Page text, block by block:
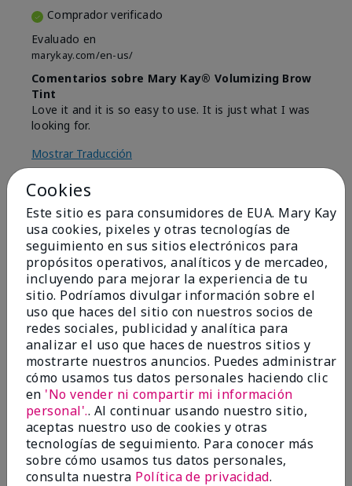
Comprador verificado
Evaluado en
marykay.com/en-us/
Comentarios sobre Mary Kay® Volumizing Brow
Tint
Love it and it is so easy to use. It is just what I was
looking for.
Mostrar Traducción
Conclusión
¿Le ha resultado útil esta
opinión?
4 0
Marcar esta opinión
5
Where Eyebrows meet sexy!!!
EnviadoHace 9 meses
porAngelicsteph
de Defiance
Comprador verificado
Cookies
Este sitio es para consumidores de EUA. Mary Kay
usa cookies, pixeles y otras tecnologías de
seguimiento en sus sitios electrónicos para
propósitos operativos, analíticos y de mercadeo,
incluyendo para mejorar la experiencia de tu
sitio. Podríamos divulgar información sobre el
uso que haces del sitio con nuestros socios de
redes sociales, publicidad y analítica para
analizar el uso que haces de nuestros sitios y
mostrarte nuestros anuncios. Puedes administrar
cómo usamos tus datos personales haciendo clic
en 'No vender ni compartir mi información
personal'.. Al continuar usando nuestro sitio,
aceptas nuestro uso de cookies y otras
tecnologías de seguimiento. Para conocer más
sobre cómo usamos tus datos personales,
consulta nuestra Política de privacidad.